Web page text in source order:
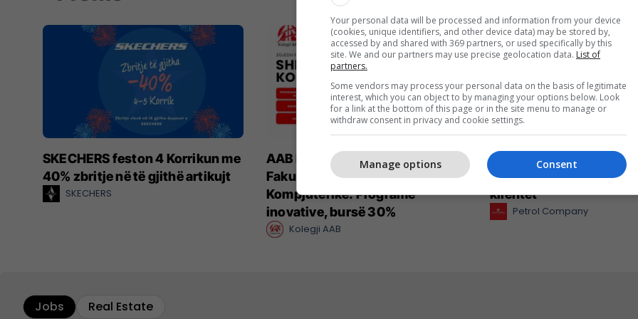
SKECHERS feston 4 Korrikun me
40% zbritje në të gjithë artikujt
SKECHERS
AAB hap regjistrimet në
Fakultetin e Shkencave
Kompjuterike: Programe
inovative, bursë 30%
Kolegji AAB
Petrol Company
ofrojë cilësi dhe kursim
klientët
Petrol Company
Jobs Real Estate
Your personal data will be processed and information from your device
(cookies, unique identifiers, and other device data) may be stored by,
accessed by and shared with 369 partners, or used specifically by this
site. We and our partners may use precise geolocation data. List of
partners.
Some vendors may process your personal data on the basis of legitimate
interest, which you can object to by managing your options below. Look
for a link at the bottom of this page or in the site menu to manage or
withdraw consent in privacy and cookie settings.
Consent
Manage options